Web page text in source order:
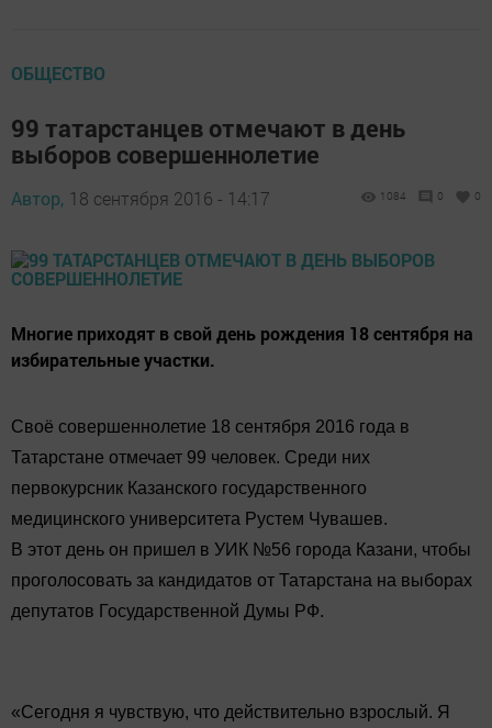
ОБЩЕСТВО
99 татарстанцев отмечают в день
выборов совершеннолетие
Автор, 18 сентября 2016 - 14:17 1084 0 0
Многие приходят в свой день рождения 18 сентября на
избирательные участки.
Своё совершеннолетие 18 сентября 2016 года в
Татарстане отмечает 99 человек. Среди них
первокурсник Казанского государственного
медицинского университета Рустем Чувашев.
В этот день он пришел в УИК №56 города Казани, чтобы
проголосовать за кандидатов от Татарстана на выборах
депутатов Государственной Думы РФ.
«Сегодня я чувствую, что действительно взрослый. Я